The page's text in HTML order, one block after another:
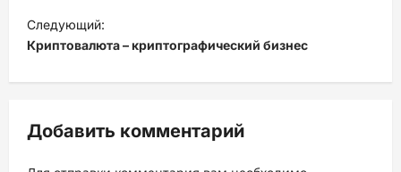
в
и
ц
Следующий:
Криптовалюта – криптографический бизнес
Добавить комментарий